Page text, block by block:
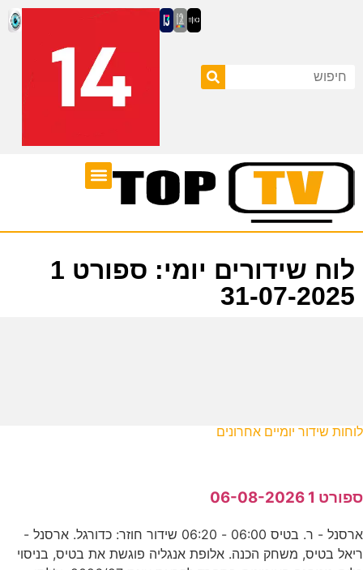
לוח שידורים יומי: ספורט 1
31-07-2025
לוחות שידור יומיים אחרונים
ספורט 1 06-08-2026
ארסנל - ר. בטיס 06:00 - 06:20 שידור חוזר: כדורגל. ארסנל -
ריאל בטיס, משחק הכנה. אלופת אנגליה פוגשת את בטיס, בניסוי